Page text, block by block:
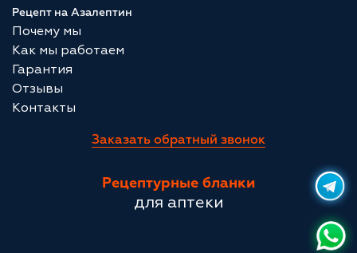
Рецептурные бланки
для аптеки
Рецепт на Азалептин
Почему мы
Как мы работаем
Гарантия
Отзывы
Контакты
Заказать обратный звонок